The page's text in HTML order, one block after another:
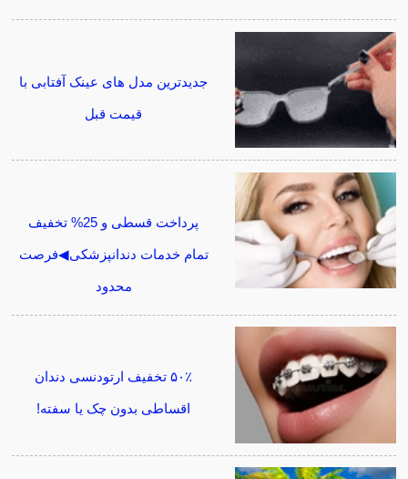
جدیدترین مدل های عینک آفتابی با
قیمت قبل
پرداخت قسطی و 25% تخفیف
تمام خدمات دندانپزشکی◀فرصت
محدود
۵۰٪ تخفیف ارتودنسی دندان
اقساطی بدون چک یا سفته!